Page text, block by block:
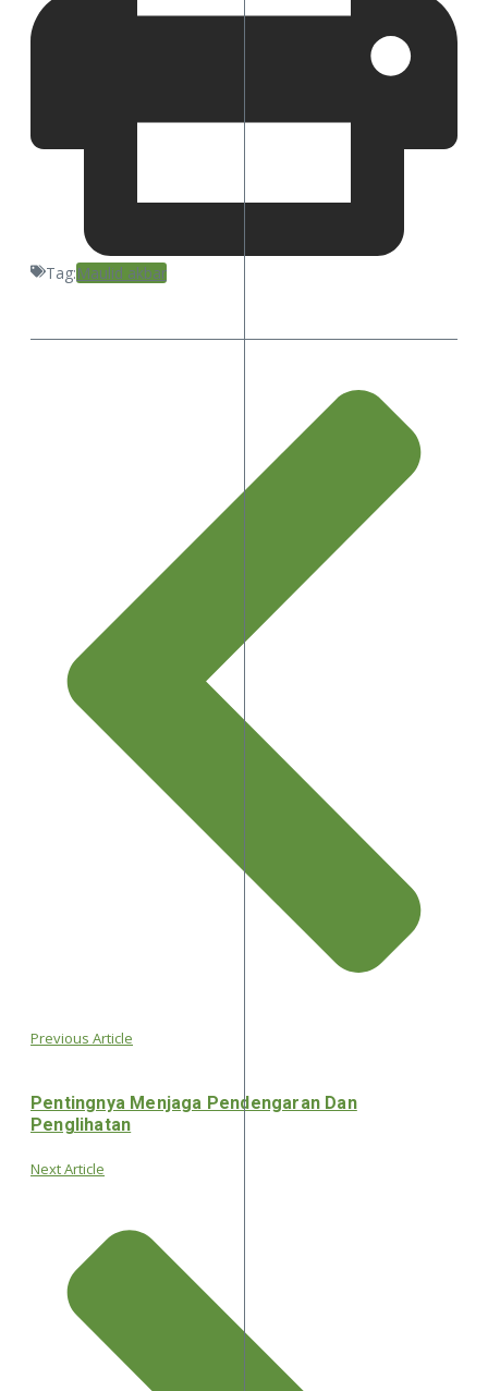
Tag:Maulid akbar
Previous Article
Pentingnya Menjaga Pendengaran Dan
Penglihatan
Next Article